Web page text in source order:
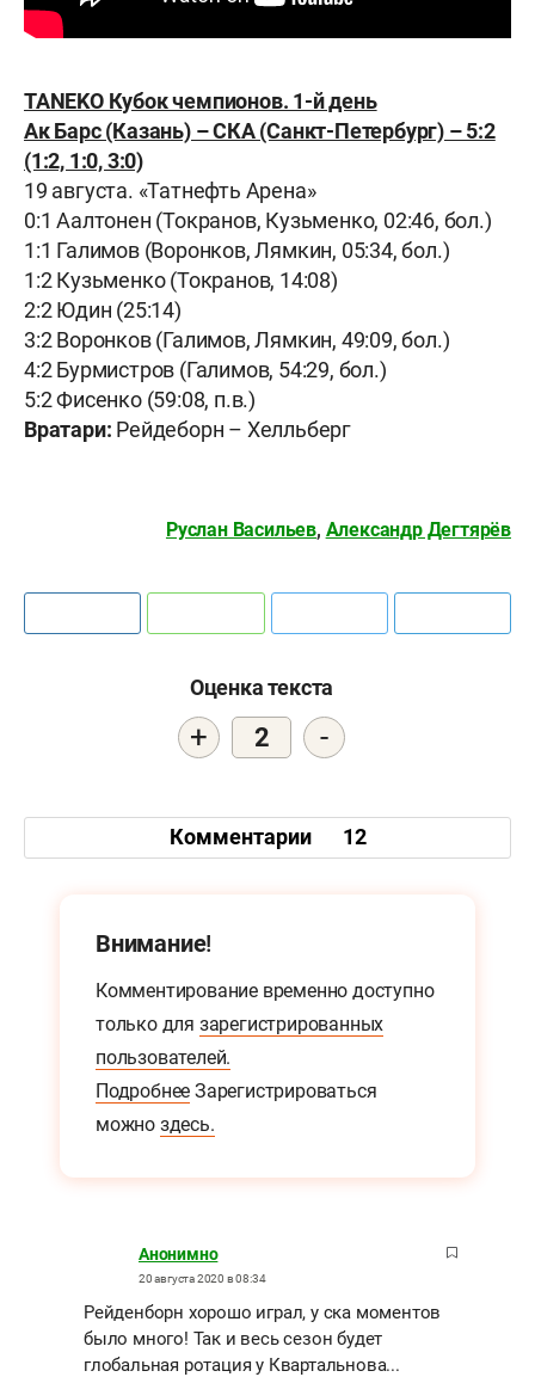
TANEKO Кубок чемпионов. 1-й день
Ак Барс (Казань) – СКА (Санкт-Петербург) – 5:2
(1:2, 1:0, 3:0)
19 августа. «Татнефть Арена»
0:1 Аалтонен (Токранов, Кузьменко, 02:46, бол.)
1:1 Галимов (Воронков, Лямкин, 05:34, бол.)
1:2 Кузьменко (Токранов, 14:08)
2:2 Юдин (25:14)
3:2 Воронков (Галимов, Лямкин, 49:09, бол.)
4:2 Бурмистров (Галимов, 54:29, бол.)
5:2 Фисенко (59:08, п.в.)
Вратари: Рейдеборн – Хелльберг
Руслан Васильев, Александр Дегтярёв
Оценка текста
+ 2 -
Комментарии 12
Внимание!
Комментирование временно доступно
только для зарегистрированных
пользователей.
Подробнее Зарегистрироваться
можно здесь.
Анонимно
20 августа 2020 в 08:34
Рейденборн хорошо играл, у ска моментов
было много! Так и весь сезон будет
глобальная ротация у Квартальнова...